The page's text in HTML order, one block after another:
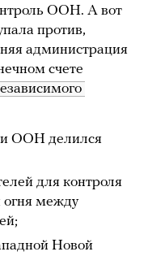
ООН. А вот
против,
администрация
счете
ООН делился
для контроля
между
Новой